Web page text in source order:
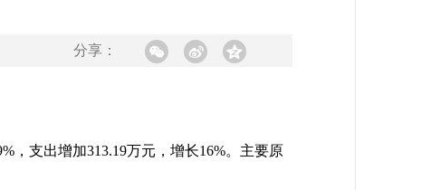
分享：
，支出增加313.19万元，增长16%。主要原